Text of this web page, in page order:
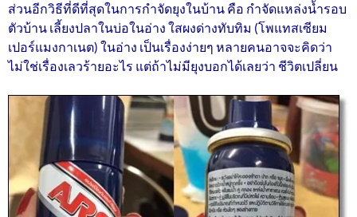
ส่วนอีกวิธีที่ดีที่สุดในการกำจัดยุงในบ้าน คือ กำจัดแหล่งน้ำรอบ
ตัวบ้าน เลี้ยงปลาในบ่อในอ่าง ใสผงด่างทับทิม (โพแทสเซียม
เปอร์แมงกาเนต) ในอ่าง เป็นเรื่องง่ายๆ หลายคนอาจจะคิดว่า
ไม่ใช่เรื่องเลวร้ายอะไร แต่ถ้าไม่มียุงบอกได้เลยว่า ชีวิตเปลี่ยน